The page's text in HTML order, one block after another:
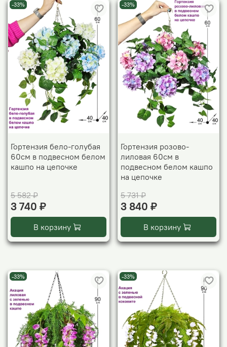
-33%
Гортензия бело-голубая
60см в подвесном белом
кашпо на цепочке
5 582 ₽
3 740 ₽
В корзину
-33%
Гортензия розово-
лиловая 60см в
подвесном белом кашпо
на цепочке
5 731 ₽
3 840 ₽
В корзину
-33% -33%